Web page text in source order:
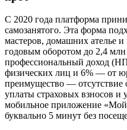
С 2020 года платформа
самозанятого. Эта форма
мастеров, домашних ателье
годовым оборотом до 2,4 млн
профессиональный доход
физических лиц и 6% — от
преимущество — отсутствие
уплаты страховых взносов и
мобильное приложение «Мой
буквально 5 минут без